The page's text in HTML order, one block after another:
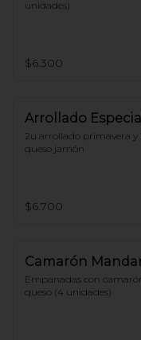
unidades)
$6.300
Arrollado Especial
2u arrollado primavera
queso jamón
$6.700
Camarón
Empanadas con
queso (4 unidades)